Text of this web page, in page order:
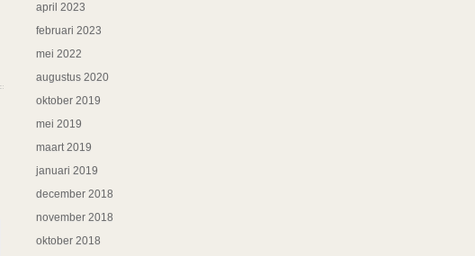
april 2023
februari 2023
mei 2022
augustus 2020
oktober 2019
mei 2019
maart 2019
januari 2019
december 2018
november 2018
oktober 2018